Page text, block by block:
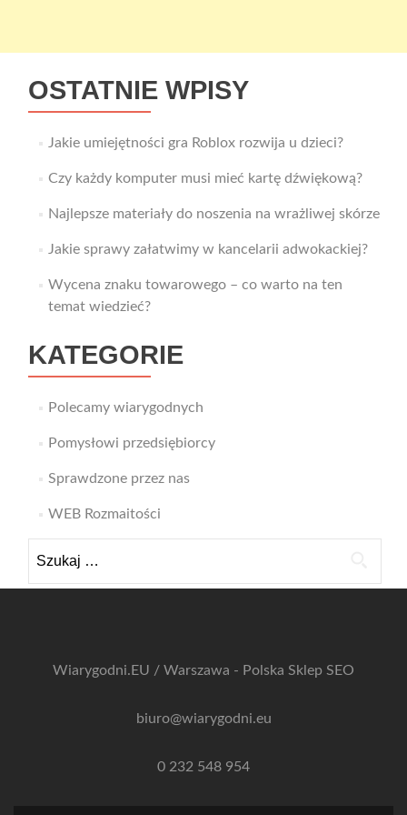
OSTATNIE WPISY
Jakie umiejętności gra Roblox rozwija u dzieci?
Czy każdy komputer musi mieć kartę dźwiękową?
Najlepsze materiały do noszenia na wrażliwej skórze
Jakie sprawy załatwimy w kancelarii adwokackiej?
Wycena znaku towarowego – co warto na ten
temat wiedzieć?
KATEGORIE
Polecamy wiarygodnych
Pomysłowi przedsiębiorcy
Sprawdzone przez nas
WEB Rozmaitości
Wiarygodni.EU / Warszawa - Polska Sklep SEO
biuro@wiarygodni.eu
0 232 548 954